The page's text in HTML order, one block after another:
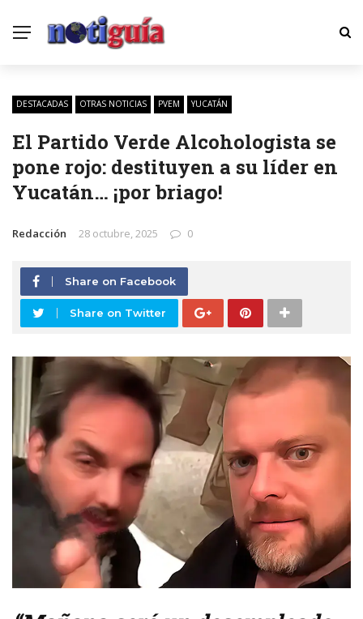
DESTACADAS OTRAS NOTICIAS PVEM YUCATÁN
El Partido Verde Alcohologista se
pone rojo: destituyen a su líder en
Yucatán… ¡por briago!
Redacción 28 octubre, 2025 0
Share on Facebook
Share on Twitter